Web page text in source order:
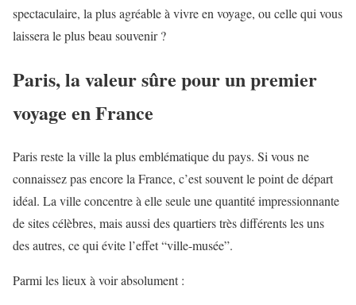
spectaculaire, la plus agréable à vivre en voyage, ou celle qui vous
laissera le plus beau souvenir ?
Paris, la valeur sûre pour un premier
voyage en France
Paris reste la ville la plus emblématique du pays. Si vous ne
connaissez pas encore la France, c’est souvent le point de départ
idéal. La ville concentre à elle seule une quantité impressionnante
de sites célèbres, mais aussi des quartiers très différents les uns
des autres, ce qui évite l’effet “ville-musée”.
Parmi les lieux à voir absolument :